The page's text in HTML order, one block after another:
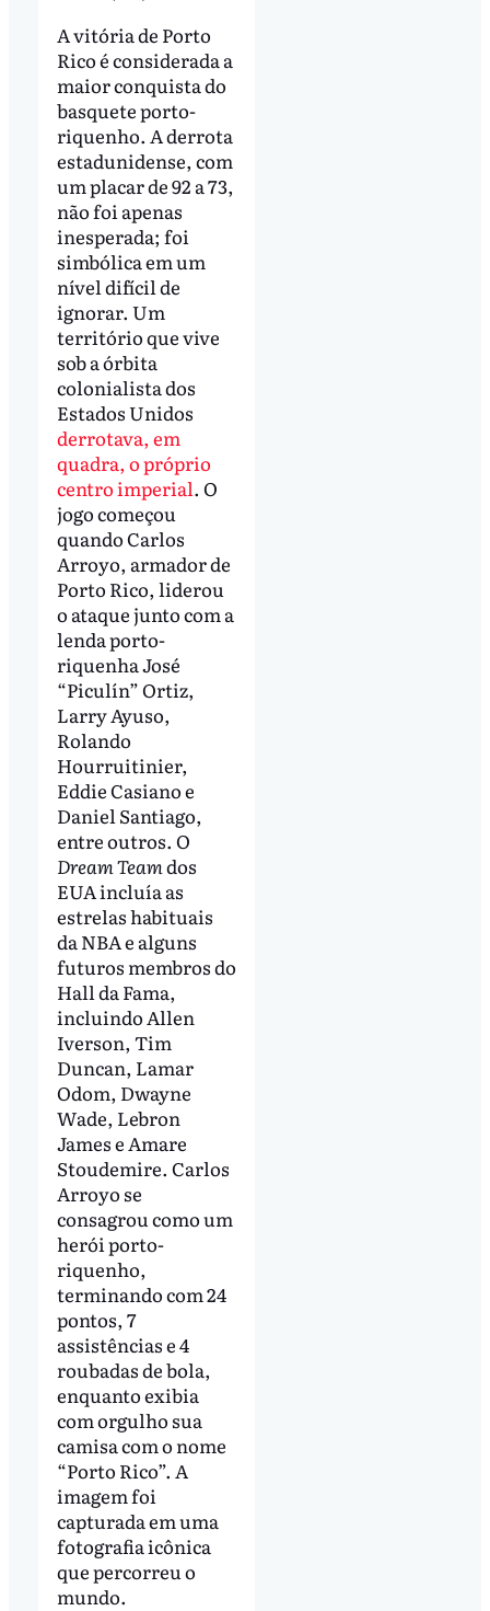
A vitória de Porto
Rico é considerada a
maior conquista do
basquete porto-
riquenho. A derrota
estadunidense, com
um placar de 92 a 73,
não foi apenas
inesperada; foi
simbólica em um
nível difícil de
ignorar. Um
território que vive
sob a órbita
colonialista dos
Estados Unidos
derrotava, em
quadra, o próprio
centro imperial. O
jogo começou
quando Carlos
Arroyo, armador de
Porto Rico, liderou
o ataque junto com a
lenda porto-
riquenha José
“Piculín” Ortiz,
Larry Ayuso,
Rolando
Hourruitinier,
Eddie Casiano e
Daniel Santiago,
entre outros. O
Dream Teamdos
EUA incluía as
estrelas habituais
da NBA e alguns
futuros membros do
Hall da Fama,
incluindo Allen
Iverson, Tim
Duncan, Lamar
Odom, Dwayne
Wade, Lebron
James e Amare
Stoudemire. Carlos
Arroyo se
consagrou como um
herói porto-
riquenho,
terminando com 24
pontos, 7
assistências e 4
roubadas de bola,
enquanto exibia
com orgulho sua
camisa com o nome
“Porto Rico”. A
imagem foi
capturada em uma
fotografia icônica
que percorreu o
mundo.